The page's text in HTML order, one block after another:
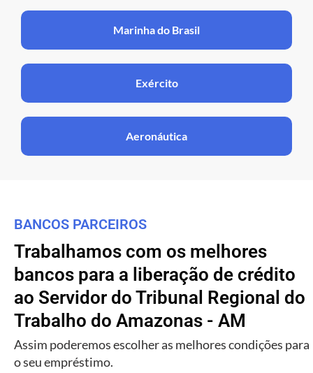
Marinha do Brasil
Exército
Aeronáutica
BANCOS PARCEIROS
Trabalhamos com os melhores
bancos para a liberação de crédito
ao Servidor do Tribunal Regional do
Trabalho do Amazonas - AM
Assim poderemos escolher as melhores condições para
o seu empréstimo.